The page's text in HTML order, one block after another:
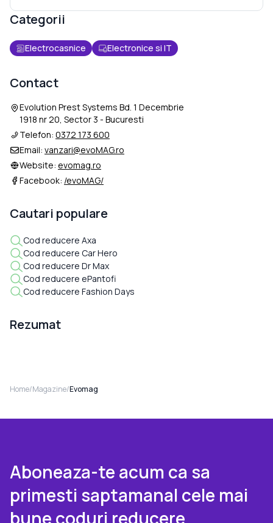
Categorii
Electrocasnice Electronice si IT
Contact
Evolution Prest Systems Bd. 1 Decembrie
1918 nr 20, Sector 3 - Bucuresti
Telefon: 0372 173 600
Email: vanzari@evoMAG.ro
Website: evomag.ro
Facebook: /evoMAG/
Cautari populare
Cod reducere Axa
Cod reducere Car Hero
Cod reducere Dr Max
Cod reducere ePantofi
Cod reducere Fashion Days
Rezumat
Home/Magazine/Evomag
Aboneaza-te acum ca sa
primesti saptamanal cele mai